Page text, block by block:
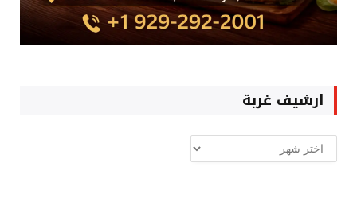
ارشيف غربة
ارشيف
غربة